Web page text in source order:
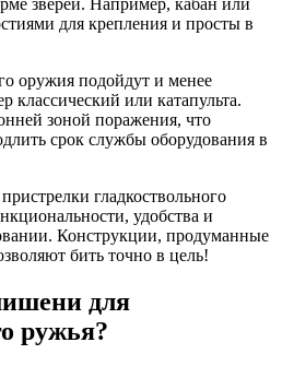
для крепления и просты в
оружия подойдут и менее
классический или катапульта.
зоной поражения, что
срок службы оборудования в
гладкоствольного
удобства и
Конструкции, продуманные
бить точно в цель!
для
ружья?